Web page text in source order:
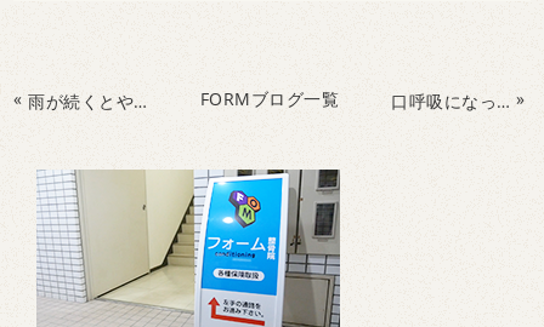
« 雨が続くとやる気が出ないのはなぜ？ FORMブログ一覧 口呼吸になっていませんか？ »